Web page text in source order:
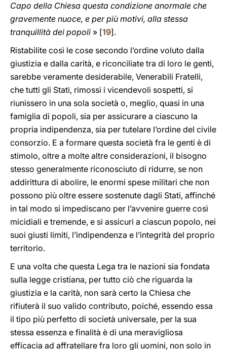
Capo della Chiesa questa condizione anormale che
gravemente nuoce, e per più motivi, alla stessa
tranquillità dei popoli » [19].
Ristabilite così le cose secondo l’ordine voluto dalla
giustizia e dalla carità, e riconciliate tra di loro le genti,
sarebbe veramente desiderabile, Venerabili Fratelli,
che tutti gli Stati, rimossi i vicendevoli sospetti, si
riunissero in una sola società o, meglio, quasi in una
famiglia di popoli, sia per assicurare a ciascuno la
propria indipendenza, sia per tutelare l’ordine del civile
consorzio. E a formare questa società fra le genti è di
stimolo, oltre a molte altre considerazioni, il bisogno
stesso generalmente riconosciuto di ridurre, se non
addirittura di abolire, le enormi spese militari che non
possono più oltre essere sostenute dagli Stati, affinché
in tal modo si impediscano per l’avvenire guerre così
micidiali e tremende, e si assicuri a ciascun popolo, nei
suoi giusti limiti, l’indipendenza e l’integrità del proprio
territorio.
E una volta che questa Lega tra le nazioni sia fondata
sulla legge cristiana, per tutto ciò che riguarda la
giustizia e la carità, non sarà certo la Chiesa che
rifiuterà il suo valido contributo, poiché, essendo essa
il tipo più perfetto di società universale, per la sua
stessa essenza e finalità è di una meravigliosa
efficacia ad affratellare fra loro gli uomini, non solo in